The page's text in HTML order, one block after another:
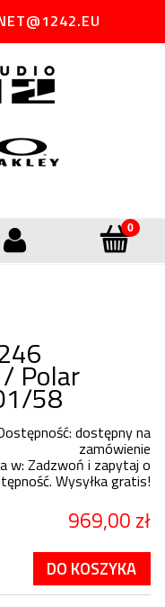
Polar
58
dostępny na
zamówienie
w: Zadzwoń i zapytaj o
Wysyłka gratis!
969,00 zł
DO KOSZYKA